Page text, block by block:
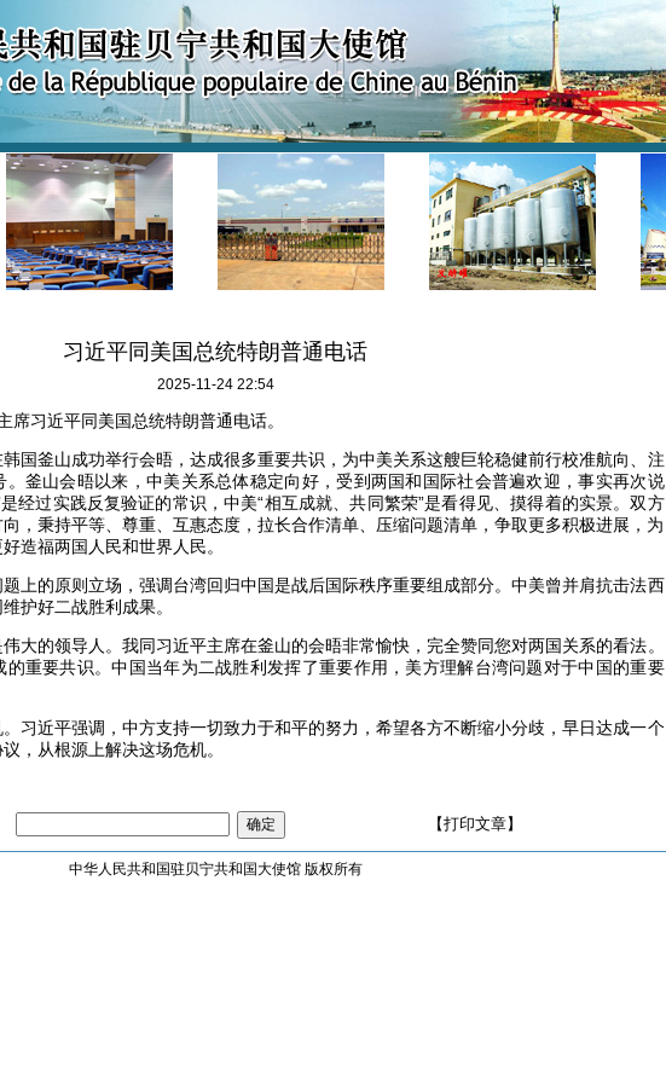
习近平同美国总统特朗普通电话
2025-11-24 22:54
席习近平同美国总统特朗普通电话。
国釜山成功举行会晤，达成很多重要共识，为中美关系这艘巨轮稳健前行校准航向、注
。釜山会晤以来，中美关系总体稳定向好，受到两国和国际社会普遍欢迎，事实再次说
经过实践反复验证的常识，中美“相互成就、共同繁荣”是看得见、摸得着的实景。双方
，秉持平等、尊重、互惠态度，拉长合作清单、压缩问题清单，争取更多积极进展，为
造福两国人民和世界人民。
上的原则立场，强调台湾回归中国是战后国际秩序重要组成部分。中美曾并肩抗击法西
护好二战胜利成果。
大的领导人。我同习近平主席在釜山的会晤非常愉快，完全赞同您对两国关系的看法。
重要共识。中国当年为二战胜利发挥了重要作用，美方理解台湾问题对于中国的重要
习近平强调，中方支持一切致力于和平的努力，希望各方不断缩小分歧，早日达成一个
，从根源上解决这场危机。
【打印文章】
中华人民共和国驻贝宁共和国大使馆 版权所有